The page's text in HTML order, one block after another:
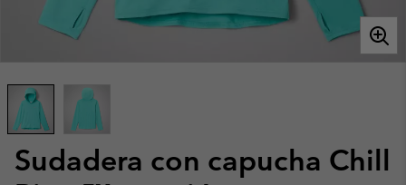
Sudadera con capucha Chill